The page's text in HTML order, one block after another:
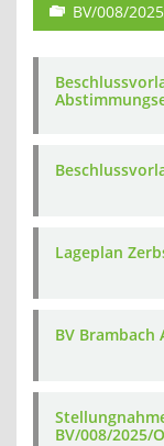
BV/008/
Lageplan
BV Brambach
BV/008/2025/